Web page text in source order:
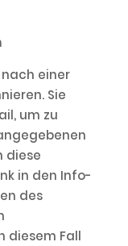
nach einer
Sie
um zu
diese
in den Info-
des
diesem Fall